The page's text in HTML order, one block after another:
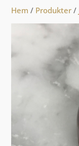
Hem / Produkter /